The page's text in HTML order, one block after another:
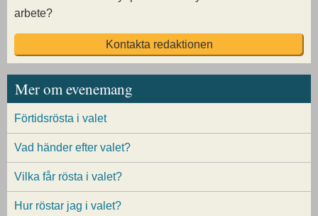
arbete?
Kontakta redaktionen
Mer om evenemang
Förtidsrösta i valet
Vad händer efter valet?
Vilka får rösta i valet?
Hur röstar jag i valet?